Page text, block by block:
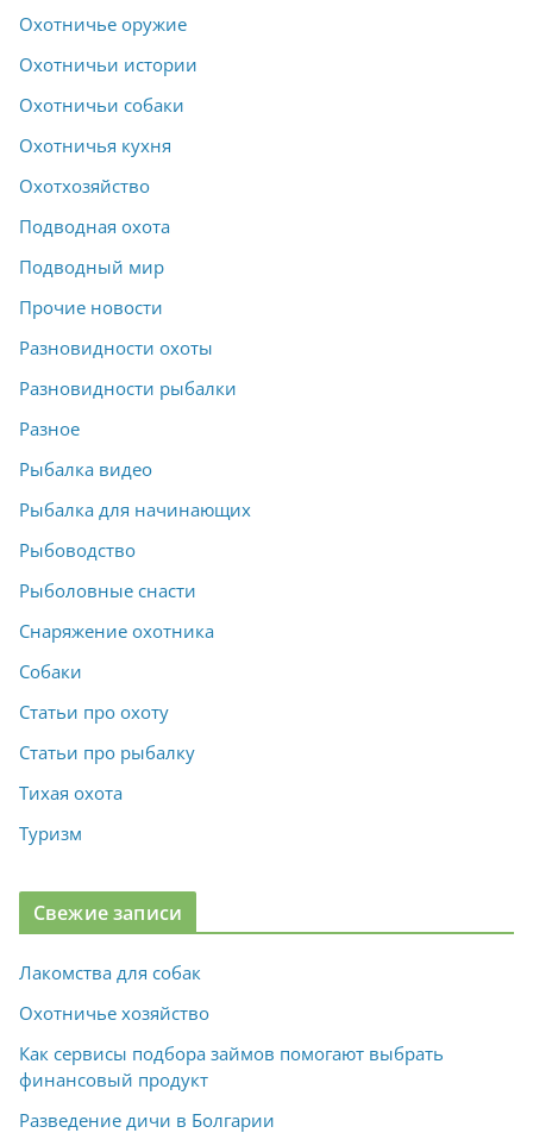
Охотничье оружие
Охотничьи истории
Охотничьи собаки
Охотничья кухня
Охотхозяйство
Подводная охота
Подводный мир
Прочие новости
Разновидности охоты
Разновидности рыбалки
Разное
Рыбалка видео
Рыбалка для начинающих
Рыбоводство
Рыболовные снасти
Снаряжение охотника
Собаки
Статьи про охоту
Статьи про рыбалку
Тихая охота
Туризм
Свежие записи
Лакомства для собак
Охотничье хозяйство
Как сервисы подбора займов помогают выбрать
финансовый продукт
Разведение дичи в Болгарии